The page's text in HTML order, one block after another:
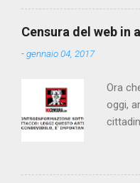
Censura del web in
-gennaio 04, 2017
Ora
oggi,